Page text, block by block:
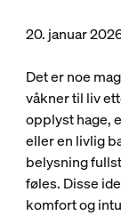
20. januar
Det er noe
våkner til liv
opplyst hage,
eller en livlig
belysning
føles. Disse
komfort og